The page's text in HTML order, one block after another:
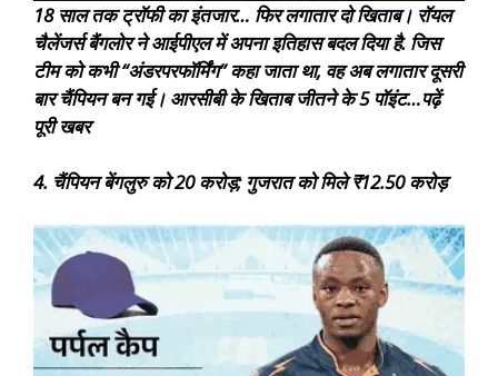
18 साल तक ट्रॉफी का इंतजार… फिर लगातार दो खिताब। रॉयल
चैलेंजर्स बैंगलोर ने आईपीएल में अपना इतिहास बदल दिया है. जिस
टीम को कभी “अंडरपरफॉर्मिंग” कहा जाता था, वह अब लगातार दूसरी
बार चैंपियन बन गई। आरसीबी के खिताब जीतने के 5 पॉइंट…पढ़ें
पूरी खबर
4. चैंपियन बेंगलुरु को 20 करोड़; गुजरात को मिले ₹12.50 करोड़